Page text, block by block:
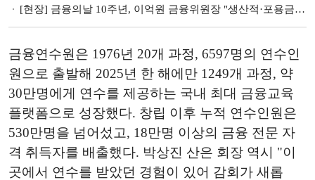
[현장] 금융의날 10주년, 이억원 금융위원장 "생산적·포용금융 적극 힘쓰자"
금융연수원은 1976년 20개 과정, 6597명의 연수인
원으로 출발해 2025년 한 해에만 1249개 과정, 약
30만명에게 연수를 제공하는 국내 최대 금융교육
플랫폼으로 성장했다. 창립 이후 누적 연수인원은
530만명을 넘어섰고, 18만명 이상의 금융 전문 자
격 취득자를 배출했다. 박상진 산은 회장 역시 "이
곳에서 연수를 받았던 경험이 있어 감회가 새롭